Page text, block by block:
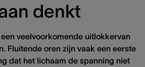
denkt
een veelvoorkomende uitlokkervan
Fluitende oren zijn vaak een eerste
dat het lichaam de spanning niet